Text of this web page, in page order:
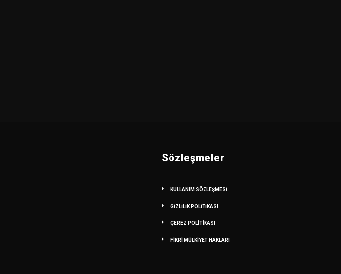
Sözleşmeler
KULLANIM SÖZLEŞMESİ
GİZLİLİK POLİTİKASI
ÇEREZ POLİTİKASI
FİKRİ MÜLKİYET HAKLARI